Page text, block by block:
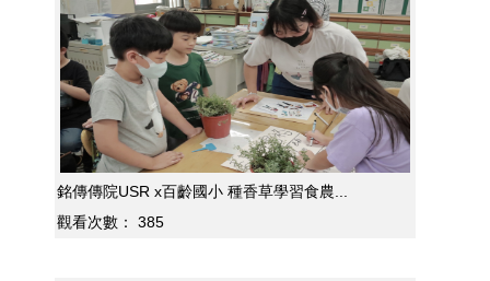
銘傳傳院USR x百齡國小 種香草學習食農...
觀看次數：
385